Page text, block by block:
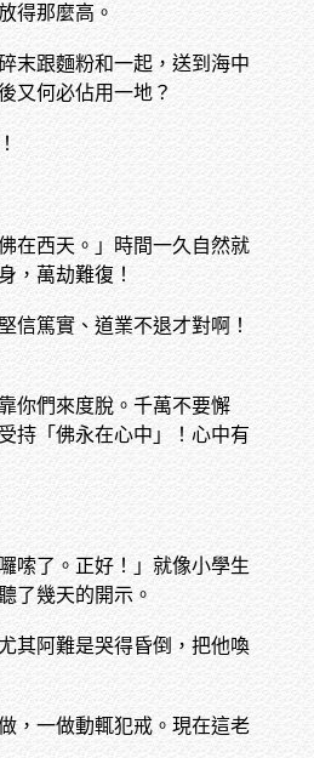
得那麼高。
末跟麵粉和一起，送到海中
又何必佔用一地？
在西天。」時間一久自然就
，萬劫難復！
信篤實、道業不退才對啊！
你們來度脫。千萬不要懈
持「佛永在心中」！心中有
嗦了。正好！」就像小學生
了幾天的開示。
其阿難是哭得昏倒，把他喚
，一做動輒犯戒。現在這老